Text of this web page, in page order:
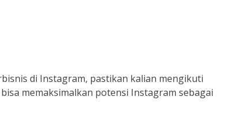
di Instagram, pastikan kalian mengikuti
memaksimalkan potensi Instagram sebagai